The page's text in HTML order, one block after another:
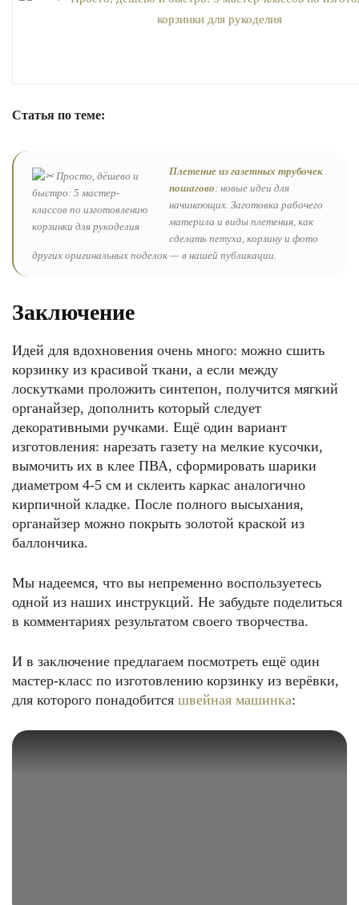
Статья по теме:
Плетение из газетных трубочек
пошагово: новые идеи для
начинающих. Заготовка рабочего
материла и виды плетения, как
сделать петуха, корзину и фото
других оригинальных поделок — в нашей публикации.
Заключение
Идей для вдохновения очень много: можно сшить
корзинку из красивой ткани, а если между
лоскутками проложить синтепон, получится мягкий
органайзер, дополнить который следует
декоративными ручками. Ещё один вариант
изготовления: нарезать газету на мелкие кусочки,
вымочить их в клее ПВА, сформировать шарики
диаметром 4-5 см и склеить каркас аналогично
кирпичной кладке. После полного высыхания,
органайзер можно покрыть золотой краской из
баллончика.
Мы надеемся, что вы непременно воспользуетесь
одной из наших инструкций. Не забудьте поделиться
в комментариях результатом своего творчества.
И в заключение предлагаем посмотреть ещё один
мастер-класс по изготовлению корзинку из верёвки,
для которого понадобится швейная машинка: